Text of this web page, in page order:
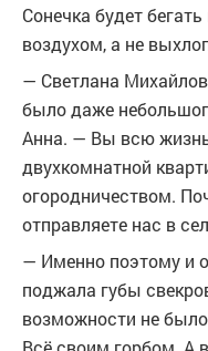
Сонечка будет
воздухом, а не
— Светлана
было даже
Анна. — Вы всю
двухкомнатной
огородничеством.
отправляете нас в
— Именно поэтому и
поджала губы
возможности не